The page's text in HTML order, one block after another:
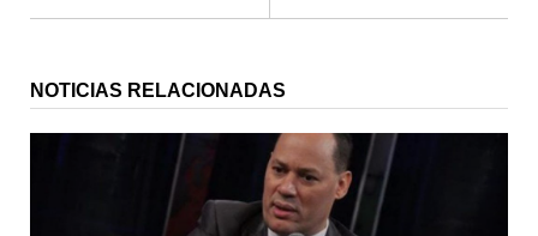
NOTICIAS RELACIONADAS